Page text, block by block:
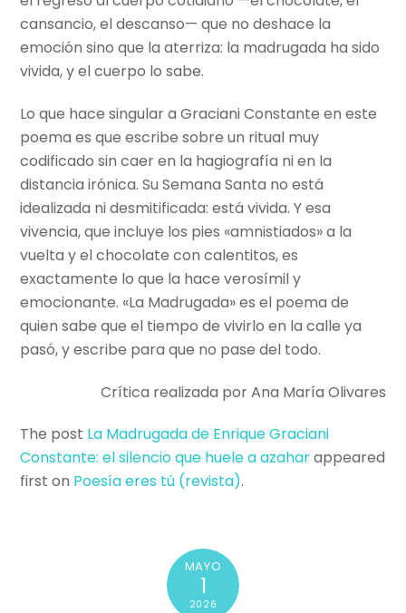
cansancio, el descanso— que no deshace la
emoción sino que la aterriza: la madrugada ha sido
vivida, y el cuerpo lo sabe.
Lo que hace singular a Graciani Constante en este
poema es que escribe sobre un ritual muy
codificado sin caer en la hagiografía ni en la
distancia irónica. Su Semana Santa no está
idealizada ni desmitificada: está vivida. Y esa
vivencia, que incluye los pies «amnistiados» a la
vuelta y el chocolate con calentitos, es
exactamente lo que la hace verosímil y
emocionante. «La Madrugada» es el poema de
quien sabe que el tiempo de vivirlo en la calle ya
pasó, y escribe para que no pase del todo.
Crítica realizada por Ana María Olivares
The post La Madrugada de Enrique Graciani
Constante: el silencio que huele a azaharappeared
first on Poesí­a eres tú (revista).
MAYO
1
2026